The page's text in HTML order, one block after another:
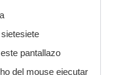
pantallazo
del mouse ejecutar